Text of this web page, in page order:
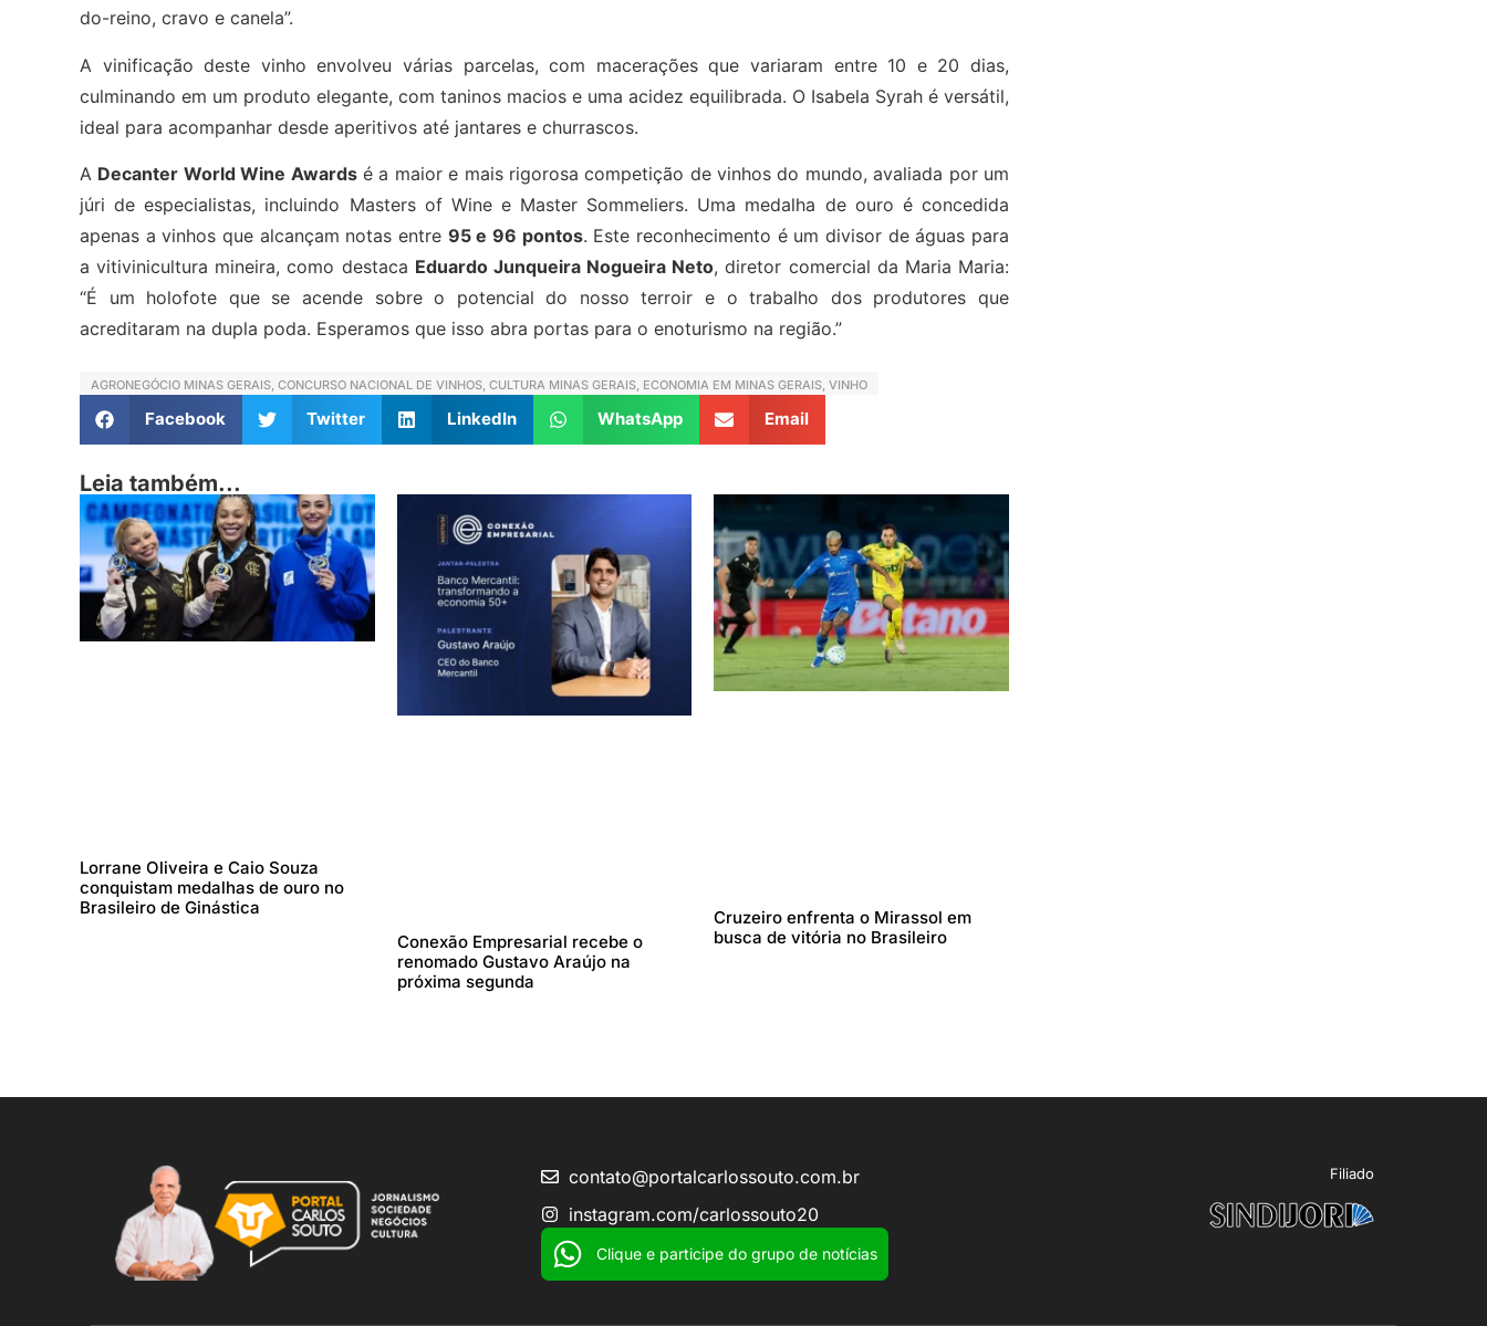
do-reino, cravo e canela”.
A vinificação deste vinho envolveu várias parcelas, com macerações que variaram entre 10 e 20 dias,
culminando em um produto elegante, com taninos macios e uma acidez equilibrada. O Isabela Syrah é versátil,
ideal para acompanhar desde aperitivos até jantares e churrascos.
A Decanter World Wine Awardsé a maior e mais rigorosa competição de vinhos do mundo, avaliada por um
júri de especialistas, incluindo Masters of Wine e Master Sommeliers. Uma medalha de ouro é concedida
apenas a vinhos que alcançam notas entre 95 e 96 pontos. Este reconhecimento é um divisor de águas para
a vitivinicultura mineira, como destaca Eduardo Junqueira Nogueira Neto, diretor comercial da Maria Maria:
“É um holofote que se acende sobre o potencial do nosso terroir e o trabalho dos produtores que
acreditaram na dupla poda. Esperamos que isso abra portas para o enoturismo na região.”
AGRONEGÓCIO MINAS GERAIS CONCURSO NACIONAL DE VINHOS CULTURA MINAS GERAIS ECONOMIA EM MINAS GERAIS VINHO
Facebook Twitter LinkedIn WhatsApp Email
Leia também...
Lorrane Oliveira e Caio Souza
conquistam medalhas de ouro no
Brasileiro de Ginástica
Conexão Empresarial recebe o
renomado Gustavo Araújo na
próxima segunda
Cruzeiro enfrenta o Mirassol em
busca de vitória no Brasileiro
contato@portalcarlossouto.com.br
instagram.com/carlossouto20
Clique e participe do grupo de notícias
Filiado